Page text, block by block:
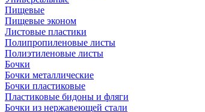
Пищевые
Пищевые эконом
Листовые пластики
Полипропиленовые листы
Полиэтиленовые листы
Бочки
Бочки металлические
Бочки пластиковые
Пластиковые бидоны и фляги
Бочки из нержавеющей стали